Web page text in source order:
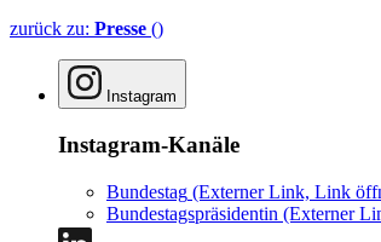
zurück zu: Presse ()
Instagram
Instagram-Kanäle
Bundestag (Externer Link, Link
Bundestagspräsidentin (Externer